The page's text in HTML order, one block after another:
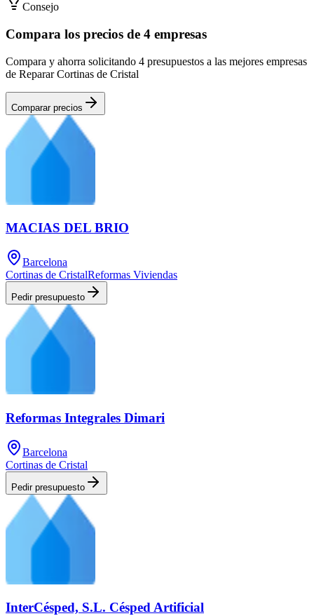
Consejo
Compara los precios de 4 empresas
Compara y ahorra solicitando 4 presupuestos a las mejores empresas
de Reparar Cortinas de Cristal
Comparar precios
MACIAS DEL BRIO
Barcelona
Cortinas de CristalReformas Viviendas
Pedir presupuesto
Reformas Integrales Dimari
Barcelona
Cortinas de Cristal
Pedir presupuesto
InterCésped, S.L. Césped Artificial